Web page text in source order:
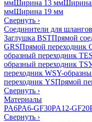
ммШирина 13 мм
ммШирина 19 мм
Свернуть ›
Соединители для шлангов
Заглушка BSTПрямой
GRSПрямой переходник
образный переходник TES
образный переходник TS
переходник WSY-
переходник YSПрямой
Свернуть ›
Материалы
PA6PA6-GF30PA12-GF20
Свернуть ›